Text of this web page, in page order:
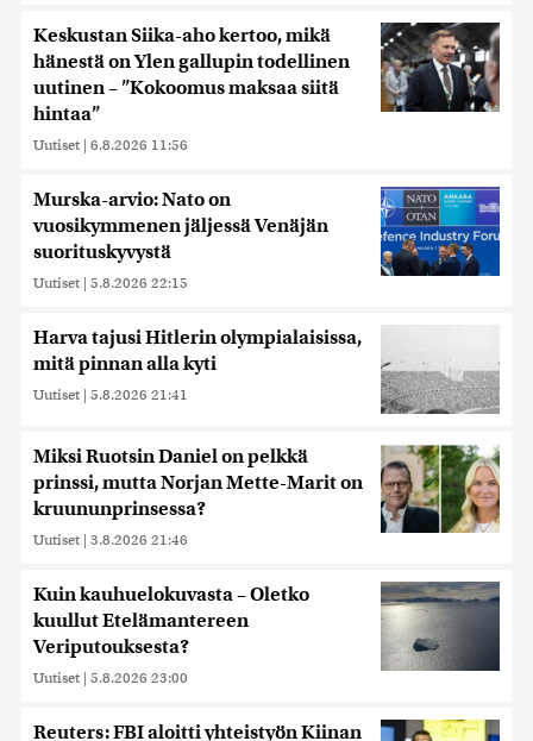
Keskustan Siika-aho kertoo, mikä
hänestä on Ylen gallupin todellinen
uutinen – ”Kokoomus maksaa siitä
hintaa”
Uutiset | 6.8.2026 11:56
Murska-arvio: Nato on
vuosikymmenen jäljessä Venäjän
suorituskyvystä
Uutiset | 5.8.2026 22:15
Harva tajusi Hitlerin olympialaisissa,
mitä pinnan alla kyti
Uutiset | 5.8.2026 21:41
Miksi Ruotsin Daniel on pelkkä
prinssi, mutta Norjan Mette-Marit on
kruununprinsessa?
Uutiset | 3.8.2026 21:46
Kuin kauhuelokuvasta – Oletko
kuullut Etelämantereen
Veriputouksesta?
Uutiset | 5.8.2026 23:00
Reuters: FBI aloitti yhteistyön Kiinan